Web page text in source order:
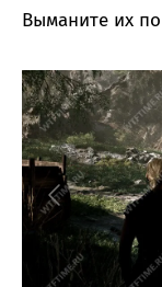
Выманите их